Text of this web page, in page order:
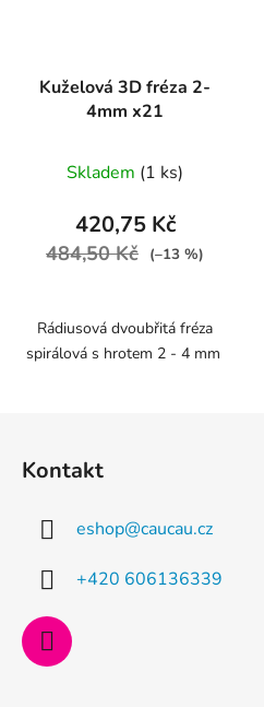
Kuželová 3D fréza 2-
4mm x21
Skladem (1 ks)
420,75 Kč
484,50 Kč (–13 %)
Rádiusová dvoubřitá fréza
spirálová s hrotem 2 - 4 mm
Kontakt
eshop@caucau.cz
+420 606136339